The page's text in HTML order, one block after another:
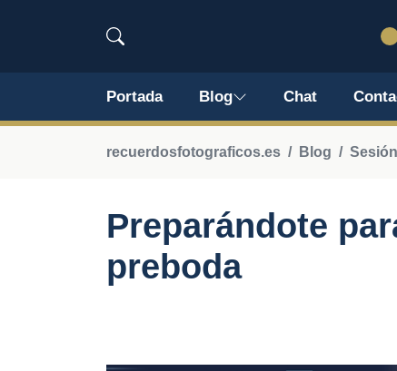
Portada Blog Chat
recuerdosfotograficos.es Blog
Preparándote
preboda